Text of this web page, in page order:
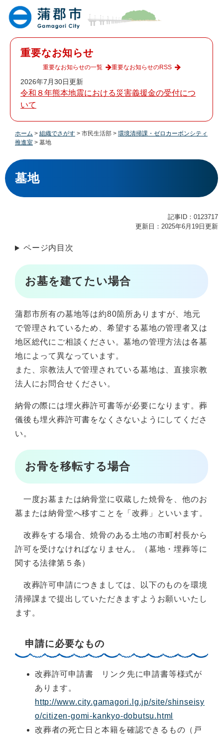
重要なお知らせ
2026年7月30日更新
令和８年熊本地震における災害義援金の受付につ
いて
重要なお知らせの一覧 重要なお知らせのRSS
ホーム > 組織でさがす > 市民生活部 > 環境清掃課・ゼロカーボンシティ
推進室 > 墓地
本
文
墓地
記事ID：0123717
更新日：2025年6月19日更新
ページ内目次
お墓を建てたい場合
蒲郡市所有の墓地等は約80箇所ありますが、地元
で管理されているため、希望する墓地の管理者又は
地区総代にご相談ください。墓地の管理方法は各墓
地によって異なっています。
また、宗教法人で管理されている墓地は、直接宗教
法人にお問合せください。
納骨の際には埋火葬許可書等が必要になります。葬
儀後も埋火葬許可書をなくさないようにしてくださ
い。
お骨を移転する場合
一度お墓または納骨堂に収蔵した焼骨を、他のお
墓または納骨堂へ移すことを「改葬」といいます。
改葬をする場合、焼骨のある土地の市町村長から
許可を受けなければなりません。（墓地・埋葬等に
関する法律第５条）
改葬許可申請につきましては、以下のものを環境
清掃課まで提出していただきますようお願いいたし
ます。
申請に必要なもの
改葬許可申請書 リンク先に申請書等様式が
あります。
http://www.city.gamagori.lg.jp/site/shinseisy
o/citizen-gomi-kankyo-dobutsu.html
改葬者の死亡日と本籍を確認できるもの（戸